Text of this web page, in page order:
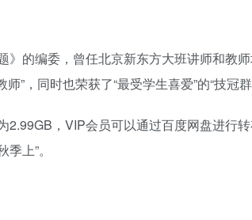
的编委，曾任北京新东方大班讲师和教
”，同时也荣获了“最受学生喜爱”的“技冠群
，VIP会员可以通过百度网盘进行
上”。